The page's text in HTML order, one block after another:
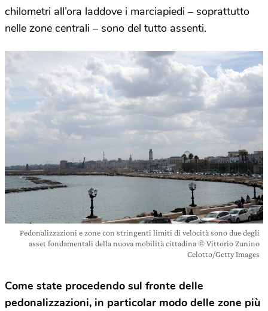
chilometri all’ora laddove i marciapiedi – soprattutto
nelle zone centrali – sono del tutto assenti.
Pedonalizzazioni e zone con stringenti limiti di velocità sono due degli
asset fondamentali della nuova mobilità cittadina © Vittorio Zunino
Celotto/Getty Images
Come state procedendo sul fronte delle
pedonalizzazioni, in particolar modo delle zone più